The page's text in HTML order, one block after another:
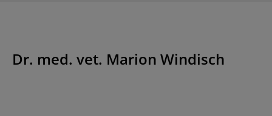
Dr. med. vet. Marion Windisch